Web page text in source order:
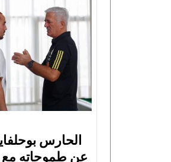
الحارس
عن طموحاته مع